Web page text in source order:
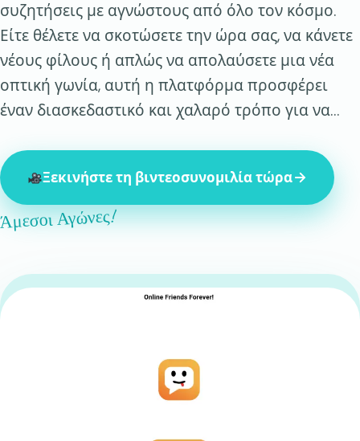
συζητήσεις με αγνώστους από όλο τον κόσμο.
Είτε θέλετε να σκοτώσετε την ώρα σας, να κάνετε
νέους φίλους ή απλώς να απολαύσετε μια νέα
οπτική γωνία, αυτή η πλατφόρμα προσφέρει
έναν διασκεδαστικό και χαλαρό τρόπο για να…
Ξεκινήστε τη βιντεοσυνομιλία τώρα
Άμεσοι Αγώνες!